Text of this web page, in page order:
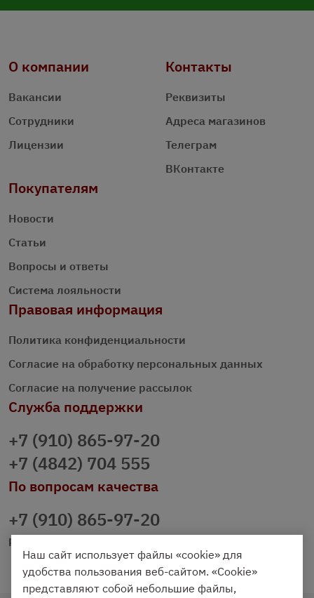
О компании
Вакансии
Сотрудники
Лицензии
Контакты
Реквизиты
Адреса магазинов
Телеграм
ВКонтакте
Покупателям
Новости
Статьи
Вопросы и ответы
Система лояльности
Правовая информация
Политика конфиденциальности
Согласие на обработку персональных данных
Согласие на получение рассылок
Служба поддержки
+7 (910) 865-97-20
+7 (4842) 704 555
По вопросам качества
+7 (910) 865-97-20
prazdnichniy40@palmi.ru
Наш сайт использует файлы «cookie» для
удобства пользования веб-сайтом. «Cookie»
представляют собой небольшие файлы,